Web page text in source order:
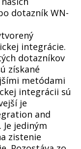
dotazník WN-
integrácie.
dotazníkov
získané
metódami
integrácii sú
je
and
Je jediným
zistenie